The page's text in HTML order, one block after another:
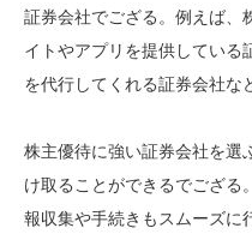
証券会社でござる。例えば、
イトやアプリを提供している
を代行してくれる証券会社な
株主優待に強い証券会社を選
け取ることができるでござる
報収集や手続きもスムーズに